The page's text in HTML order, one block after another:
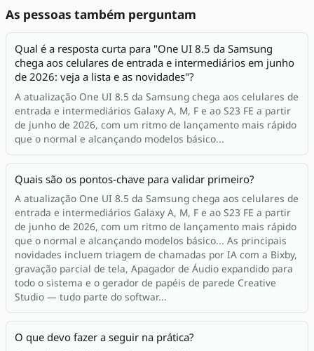
As pessoas também perguntam
Qual é a resposta curta para "One UI 8.5 da Samsung
chega aos celulares de entrada e intermediários em junho
de 2026: veja a lista e as novidades"?
A atualização One UI 8.5 da Samsung chega aos celulares de
entrada e intermediários Galaxy A, M, F e ao S23 FE a partir
de junho de 2026, com um ritmo de lançamento mais rápido
que o normal e alcançando modelos básico...
Quais são os pontos-chave para validar primeiro?
A atualização One UI 8.5 da Samsung chega aos celulares de
entrada e intermediários Galaxy A, M, F e ao S23 FE a partir
de junho de 2026, com um ritmo de lançamento mais rápido
que o normal e alcançando modelos básico... As principais
novidades incluem triagem de chamadas por IA com a Bixby,
gravação parcial de tela, Apagador de Áudio expandido para
todo o sistema e o gerador de papéis de parede Creative
Studio — tudo parte do softwar...
O que devo fazer a seguir na prática?